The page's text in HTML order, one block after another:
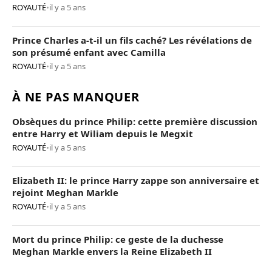
ROYAUTÉ•il y a 5 ans
Prince Charles a-t-il un fils caché? Les révélations de
son présumé enfant avec Camilla
ROYAUTÉ•il y a 5 ans
À NE PAS MANQUER
Obsèques du prince Philip: cette première discussion
entre Harry et Wiliam depuis le Megxit
ROYAUTÉ•il y a 5 ans
Elizabeth II: le prince Harry zappe son anniversaire et
rejoint Meghan Markle
ROYAUTÉ•il y a 5 ans
Mort du prince Philip: ce geste de la duchesse
Meghan Markle envers la Reine Elizabeth II